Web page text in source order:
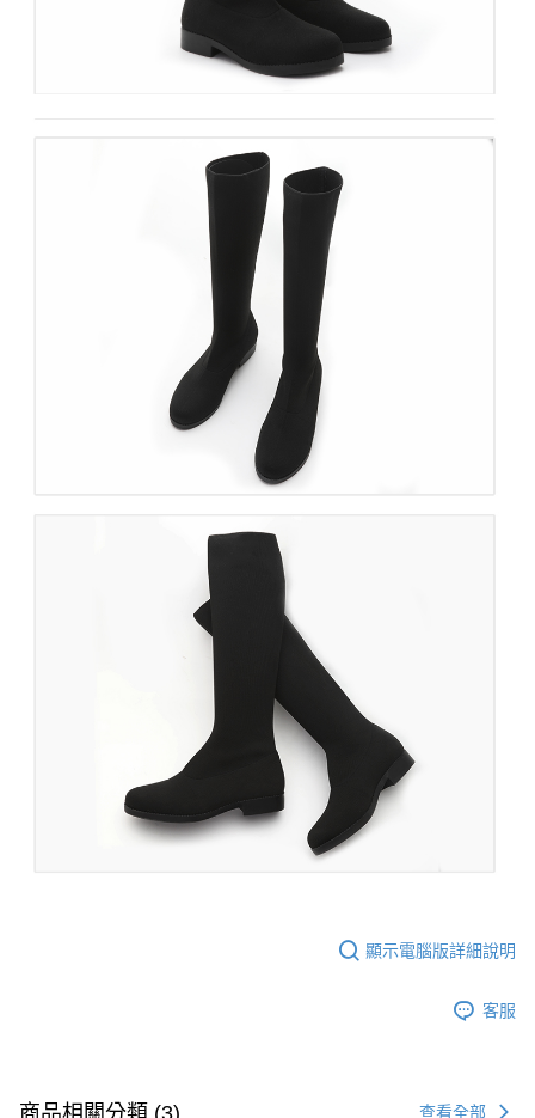
顯示電腦版詳細說明
客服
商品相關分類 (3) 查看全部